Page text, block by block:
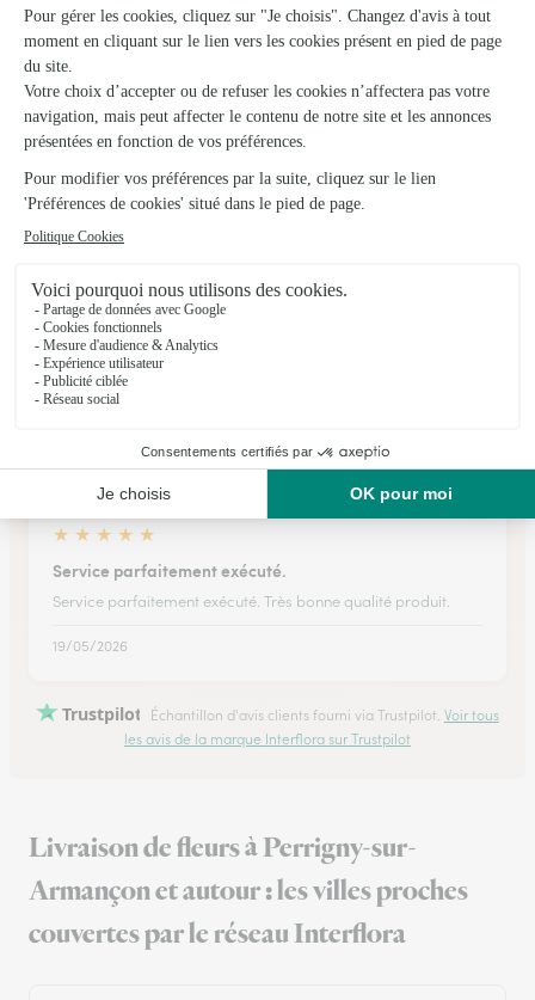
★
Bon produit
Livraison dans les délai , avec des produits de qualité
14/02/2026
Merci à Sandrine la fleuriste,qui a…
Merci à Sandrine la fleuriste,qui a personnellement livrée le
bouquet à ma maman pour la fête des mères. Merci d'avoir
toqué à la porte puis à le fenêtre pour que maman puisse
recevoir le bouquet en main propre et avec…
★ ★ ★ ★ ★
Service parfaitement exécuté.
Service parfaitement exécuté. Très bonne qualité produit.
19/05/2026
Trustpilot Échantillon d'avis clients fourni via Trustpilot. Voir tous
les avis de la marque Interflora sur Trustpilot
Livraison de fleurs à Perrigny-sur-
Armançon et autour : les villes proches
couvertes par le réseau Interflora